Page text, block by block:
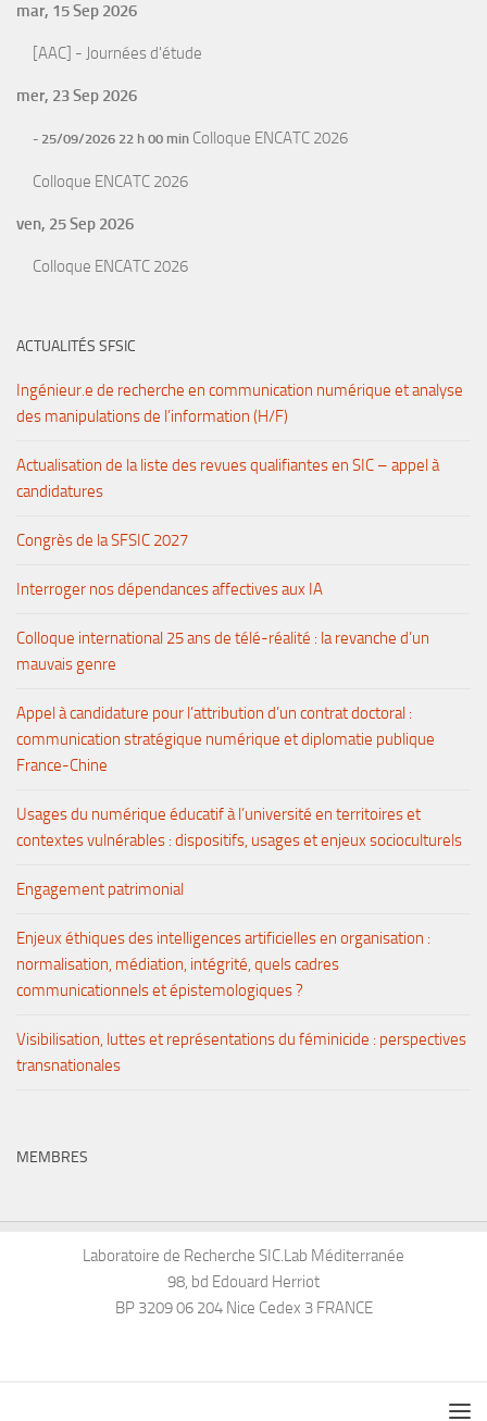
mar, 15 Sep 2026
[AAC] - Journées d'étude
mer, 23 Sep 2026
- 25/09/2026 22 h 00 min Colloque ENCATC 2026
Colloque ENCATC 2026
ven, 25 Sep 2026
Colloque ENCATC 2026
ACTUALITÉS SFSIC
Ingénieur.e de recherche en communication numérique et analyse
des manipulations de l’information (H/F)
Actualisation de la liste des revues qualifiantes en SIC – appel à
candidatures
Congrès de la SFSIC 2027
Interroger nos dépendances affectives aux IA
Colloque international 25 ans de télé-réalité : la revanche d’un
mauvais genre
Appel à candidature pour l’attribution d’un contrat doctoral :
communication stratégique numérique et diplomatie publique
France-Chine
Usages du numérique éducatif à l’université en territoires et
contextes vulnérables : dispositifs, usages et enjeux socioculturels
Engagement patrimonial
Enjeux éthiques des intelligences artificielles en organisation :
normalisation, médiation, intégrité, quels cadres
communicationnels et épistemologiques ?
Visibilisation, luttes et représentations du féminicide : perspectives
transnationales
MEMBRES
Laboratoire de Recherche SIC.Lab Méditerranée
98, bd Edouard Herriot
BP 3209 06 204 Nice Cedex 3 FRANCE